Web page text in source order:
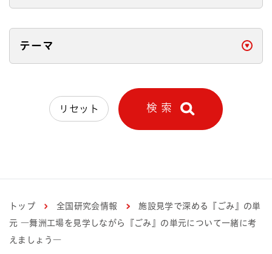
テーマ 開く
リセット 検 索
トップ 全国研究会情報
施設見学で深める『ごみ』の単
元 ―舞洲工場を見学しながら『ごみ』の単元について一緒に考
えましょう―